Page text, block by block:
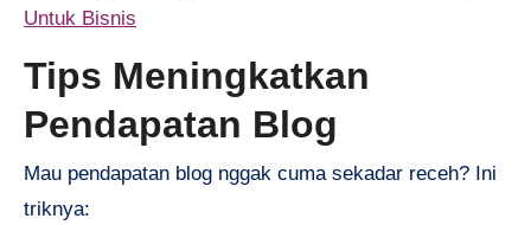
Untuk Bisnis
Tips Meningkatkan
Pendapatan Blog
Mau pendapatan blog nggak cuma sekadar receh? Ini
triknya: